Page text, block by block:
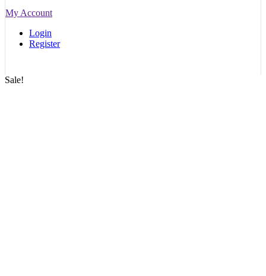
My Account
Login
Register
Sale!